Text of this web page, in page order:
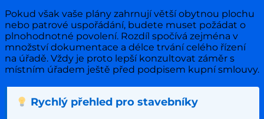
Pokud však vaše plány zahrnují větší obytnou plochu
nebo patrové uspořádání, budete muset požádat o
plnohodnotné povolení. Rozdíl spočívá zejména v
množství dokumentace a délce trvání celého řízení
na úřadě. Vždy je proto lepší konzultovat záměr s
místním úřadem ještě před podpisem kupní smlouvy.
Rychlý přehled pro stavebníky